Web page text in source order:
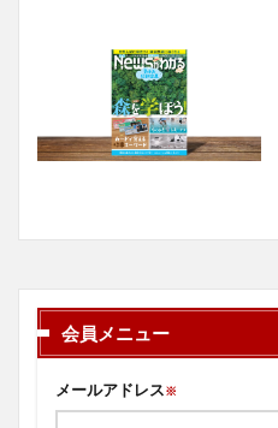
会員メニュー
メールアドレス※